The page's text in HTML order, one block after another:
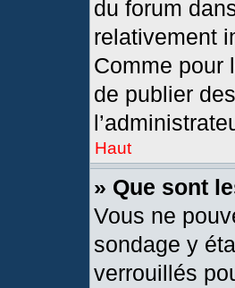
du forum
relativement
Comme pour
de publier
Haut
» Que sont
Vous ne
sondage y
verrouillés